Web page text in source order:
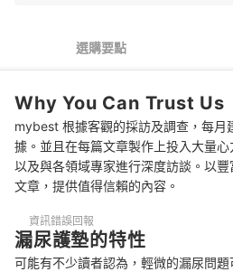
推薦十大漏尿護墊推薦排行榜
漏尿護墊使用時的注意事項
專家解惑！選購漏尿護墊的常見問題
其他看護用商品
選購要點
Why You Can Trust Us
mybest 根據客觀的採訪及調查，每
據。並且在每篇文章製作上投入大量心
以及與各領域專家進行深度訪談。以
文章，提供值得信賴的內容。
資訊錯誤回報
漏尿護墊的特性
可能有不少讀者認為，輕微的漏尿問